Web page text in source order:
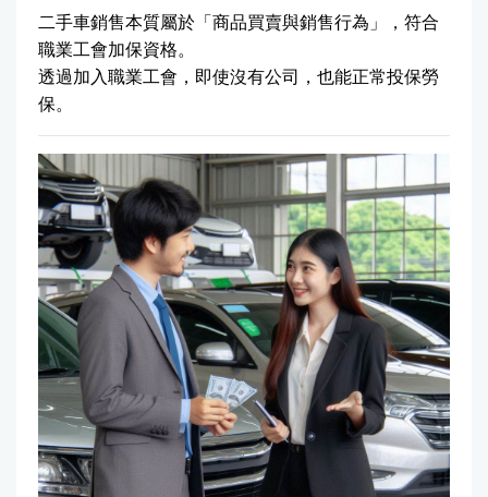
二手車銷售本質屬於「商品買賣與銷售行為」，符合
職業工會加保資格。
透過加入職業工會，即使沒有公司，也能正常投保勞
保。